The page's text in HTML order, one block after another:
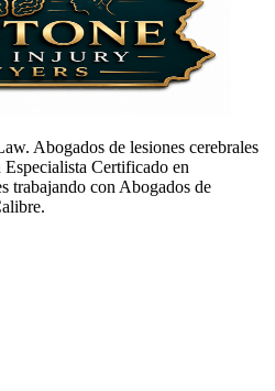
Abogados de lesiones cerebrales
Certificado en
trabajando con Abogados de